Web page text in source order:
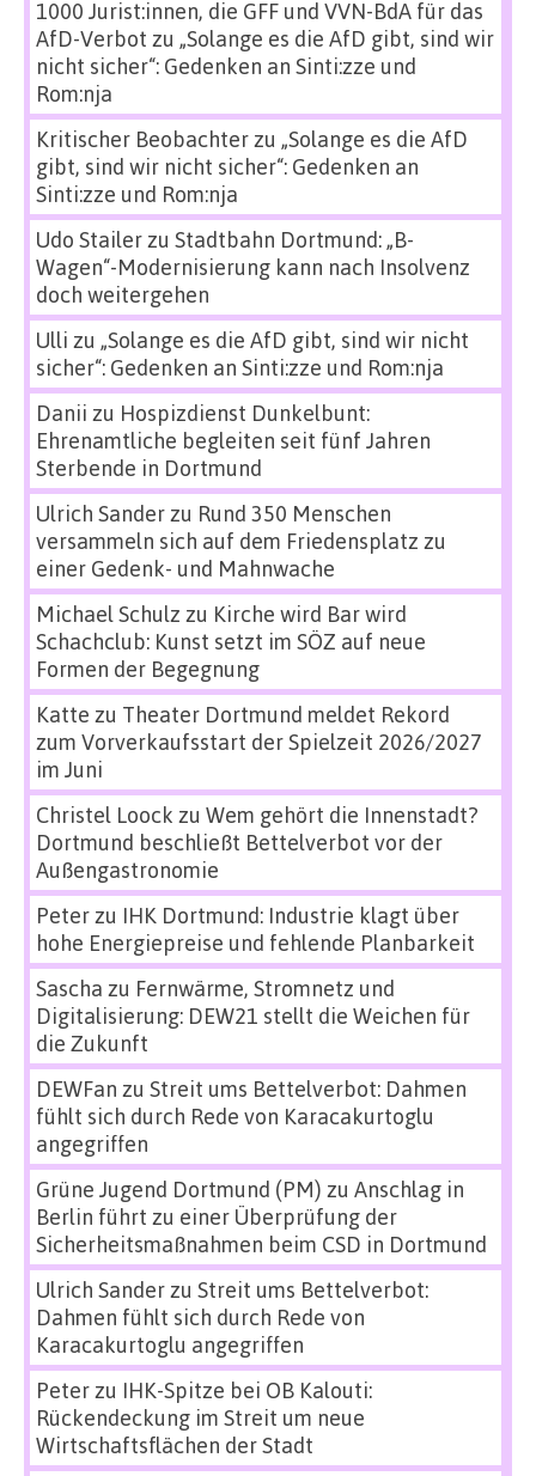
1000 Jurist:innen, die GFF und VVN-BdA für das
AfD-Verbot zu „Solange es die AfD gibt, sind wir
nicht sicher“: Gedenken an Sinti:zze und
Rom:nja
Kritischer Beobachterzu „Solange es die AfD
gibt, sind wir nicht sicher“: Gedenken an
Sinti:zze und Rom:nja
Udo Stailerzu Stadtbahn Dortmund: „B-
Wagen“-Modernisierung kann nach Insolvenz
doch weitergehen
Ulli zu „Solange es die AfD gibt, sind wir nicht
sicher“: Gedenken an Sinti:zze und Rom:nja
Danii zu Hospizdienst Dunkelbunt:
Ehrenamtliche begleiten seit fünf Jahren
Sterbende in Dortmund
Ulrich Sanderzu Rund 350 Menschen
versammeln sich auf dem Friedensplatz zu
einer Gedenk- und Mahnwache
Michael Schulz zu Kirche wird Bar wird
Schachclub: Kunst setzt im SÖZ auf neue
Formen der Begegnung
Katte zu Theater Dortmund meldet Rekord
zum Vorverkaufsstart der Spielzeit 2026/2027
im Juni
Christel Loock zu Wem gehört die Innenstadt?
Dortmund beschließt Bettelverbot vor der
Außengastronomie
Peterzu IHK Dortmund: Industrie klagt über
hohe Energiepreise und fehlende Planbarkeit
Sascha zu Fernwärme, Stromnetz und
Digitalisierung: DEW21 stellt die Weichen für
die Zukunft
DEWFan zu Streit ums Bettelverbot: Dahmen
fühlt sich durch Rede von Karacakurtoglu
angegriffen
Grüne Jugend Dortmund (PM) zu Anschlag in
Berlin führt zu einer Überprüfung der
Sicherheitsmaßnahmen beim CSD in Dortmund
Ulrich Sanderzu Streit ums Bettelverbot:
Dahmen fühlt sich durch Rede von
Karacakurtoglu angegriffen
Peterzu IHK-Spitze bei OB Kalouti:
Rückendeckung im Streit um neue
Wirtschaftsflächen der Stadt